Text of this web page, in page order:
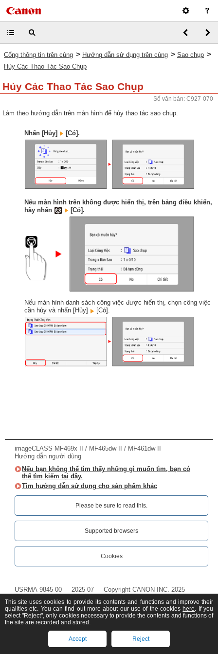
Cổng thông tin trên cùng > Hướng dẫn sử dụng trên cùng > Sao chụp >
Hủy Các Thao Tác Sao Chụp
Hủy Các Thao Tác Sao Chụp
Số văn bản: C927-070
Làm theo hướng dẫn trên màn hình để hủy thao tác sao chụp.
Nhấn [Hủy] [Có].
Nếu màn hình trên không được hiển thị, trên bảng điều khiển,
hãy nhấn
[Có].
Nếu màn hình danh sách công việc được hiển thị, chọn công việc
cần hủy và nhấn [Hủy]
[Có].
imageCLASS MF469x II / MF465dw II / MF461dw II
Hướng dẫn người dùng
Nếu bạn không thể tìm thấy những gì muốn tìm, bạn có
thể tìm kiếm tại đây.
Tìm hướng dẫn sử dụng cho sản phẩm khác
Please be sure to read this.‎
Supported browsers
Cookies
USRMA-9845-00 2025-07 Copyright CANON INC. 2025
This site uses cookies to provide its contents and functions and improve their
qualities etc. You can find out more about our use of the cookies here. If you
select "Reject", only cookies necessary to provide the contents and functions of
the site are recorded and stored.
Accept Reject